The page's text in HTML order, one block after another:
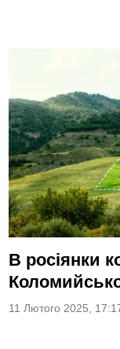
В росіянки
11 Лютого 2025,